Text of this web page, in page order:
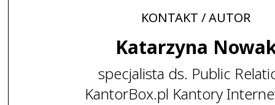
KONTAKT / AUTOR
Katarzyna
specjalista ds. Public
KantorBox.pl Kantory